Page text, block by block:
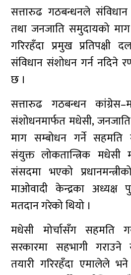
सत्तारुढ गठबन्धनले
तथा जनजाति समुदायको माग
गरिरहँदा प्रमुख
संविधान संशोधन गर्न नदिने
छ ।
सत्तारुढ गठबन्धन
संशोधनमार्फत मधेसी,
माग सम्बोधन गर्ने सहमति
संयुक्त लोकतान्त्रिक मधेसी
संसदमा भएको
माओवादी केन्द्रका अध्यक्ष
मतदान गरेको थियो ।
मधेसी मोर्चासँग सहमति
सरकारमा सहभागी
तयारी गरिरहँदा एमालेले